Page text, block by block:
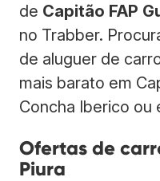
de Capitão FAP
no Trabber.
de aluguer de
mais barato em
Concha Iberico ou
Ofertas de
Piura